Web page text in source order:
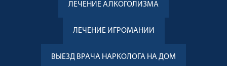
ЛЕЧЕНИЕ АЛКОГОЛИЗМА
ЛЕЧЕНИЕ ИГРОМАНИИ
ВЫЕЗД ВРАЧА НАРКОЛОГА НА ДОМ